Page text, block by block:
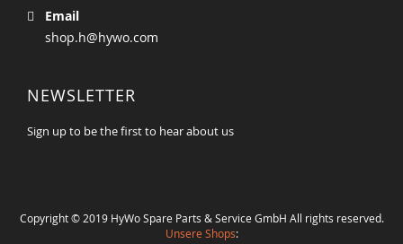
Email
shop.h@hywo.com
NEWSLETTER
Sign up to be the first to hear about us
Copyright © 2019 HyWo Spare Parts & Service GmbH All rights reserved.
Unsere Shops: